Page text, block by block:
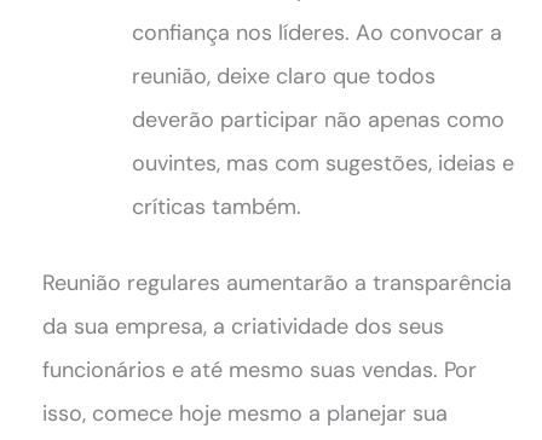
confiança nos líderes. Ao convocar a
reunião, deixe claro que todos
deverão participar não apenas como
ouvintes, mas com sugestões, ideias e
críticas também.
Reunião regulares aumentarão a transparência
da sua empresa, a criatividade dos seus
funcionários e até mesmo suas vendas. Por
isso, comece hoje mesmo a planejar sua